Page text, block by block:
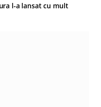
l-a lansat cu mult